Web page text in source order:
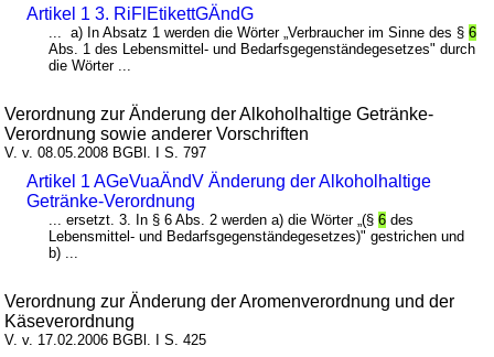
Artikel 1 3. RiFlEtikettGÄndG
... a) In Absatz 1 werden die Wörter „Verbraucher im Sinne des §6
Abs. 1 des Lebensmittel- und Bedarfsgegenständegesetzes" durch
die Wörter ...
Verordnung zur Änderung der Alkoholhaltige Getränke-
Verordnung sowie anderer Vorschriften
V. v. 08.05.2008 BGBl. I S. 797
Artikel 1 AGeVuaÄndV Änderung der Alkoholhaltige
Getränke-Verordnung
... ersetzt. 3. In § 6 Abs. 2 werden a) die Wörter „(§6 des
Lebensmittel- und Bedarfsgegenständegesetzes)" gestrichen und
b) ...
Verordnung zur Änderung der Aromenverordnung und der
Käseverordnung
V. v. 17.02.2006 BGBl. I S. 425